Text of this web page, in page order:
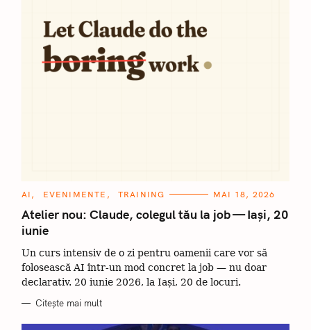
C
T
E
G
O
R
I
I
AI EVENIMENTE TRAINING MAI 18, 2026
Atelier nou: Claude, colegul tău la job — Iași, 20
iunie
Un curs intensiv de o zi pentru oamenii care vor să
folosească AI într-un mod concret la job — nu doar
declarativ. 20 iunie 2026, la Iași, 20 de locuri.
Citește mai mult